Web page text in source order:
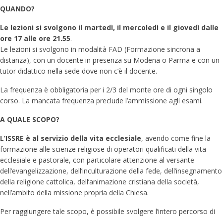
QUANDO?
Le lezioni si svolgono il martedì, il mercoledì e il giovedì dalle
ore 17 alle ore 21.55.
Le lezioni si svolgono in modalità FAD (Formazione sincrona a
distanza), con un docente in presenza su Modena o Parma e con un
tutor didattico nella sede dove non c’è il docente.
La frequenza è obbligatoria per i 2/3 del monte ore di ogni singolo
corso. La mancata frequenza preclude l’ammissione agli esami.
A QUALE SCOPO?
L’ISSRE è al servizio della vita ecclesiale, avendo come fine la
formazione alle scienze religiose di operatori qualificati della vita
ecclesiale e pastorale, con particolare attenzione al versante
dell’evangelizzazione, dell’inculturazione della fede, dell’insegnamento
della religione cattolica, dell’animazione cristiana della società,
nell’ambito della missione propria della Chiesa.
Per raggiungere tale scopo, è possibile svolgere l’intero percorso di